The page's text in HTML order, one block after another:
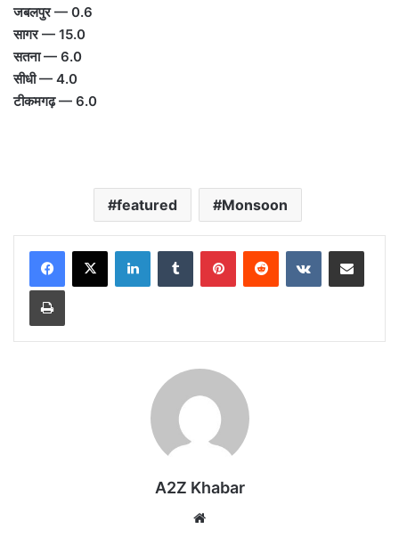
जबलपुर — 0.6
सागर — 15.0
सतना — 6.0
सीधी — 4.0
टीकमगढ़ — 6.0
featured Monsoon
LinkedInTumblr PinterestReddit VKontakteShare via Email
Print
A2Z Khabar